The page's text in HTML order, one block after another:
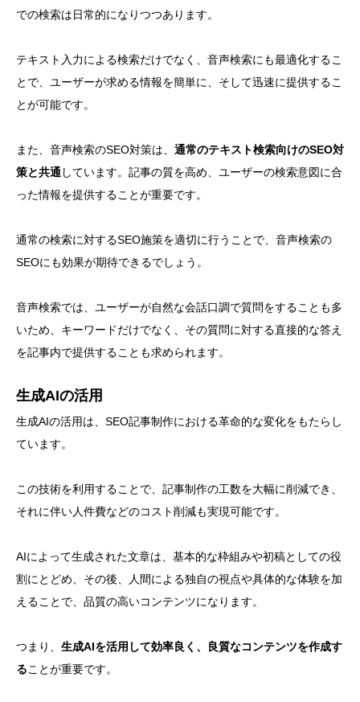
での検索は日常的になりつつあります。
テキスト入力による検索だけでなく、音声検索にも最適化するこ
とで、ユーザーが求める情報を簡単に、そして迅速に提供するこ
とが可能です。
また、音声検索のSEO対策は、 通常のテキスト検索向けのSEO対
策と共通 しています。記事の質を高め、ユーザーの検索意図に合
った情報を提供することが重要です。
通常の検索に対するSEO施策を適切に行うことで、音声検索の
SEOにも効果が期待できるでしょう。
音声検索では、ユーザーが自然な会話口調で質問をすることも多
いため、キーワードだけでなく、その質問に対する直接的な答え
を記事内で提供することも求められます。
生成AIの活用
生成AIの活用は、SEO記事制作における革命的な変化をもたらし
ています。
この技術を利用することで、記事制作の工数を大幅に削減でき、
それに伴い人件費などのコスト削減も実現可能です。
AIによって生成された文章は、基本的な枠組みや初稿としての役
割にとどめ、その後、人間による独自の視点や具体的な体験を加
えることで、品質の高いコンテンツになります。
つまり、 生成AIを活用して効率良く、良質なコンテンツを作成す
ることが重要です。